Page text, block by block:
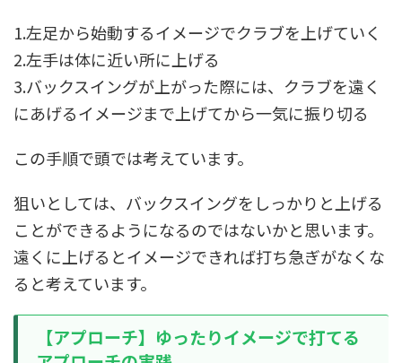
1.左足から始動するイメージでクラブを上げていく
2.左手は体に近い所に上げる
3.バックスイングが上がった際には、クラブを遠く
にあげるイメージまで上げてから一気に振り切る
この手順で頭では考えています。
狙いとしては、バックスイングをしっかりと上げる
ことができるようになるのではないかと思います。
遠くに上げるとイメージできれば打ち急ぎがなくな
ると考えています。
【アプローチ】ゆったりイメージで打てる